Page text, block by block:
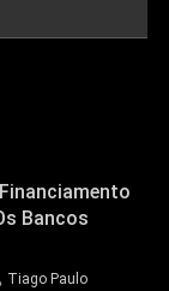
Bancos
Tiago Paulo